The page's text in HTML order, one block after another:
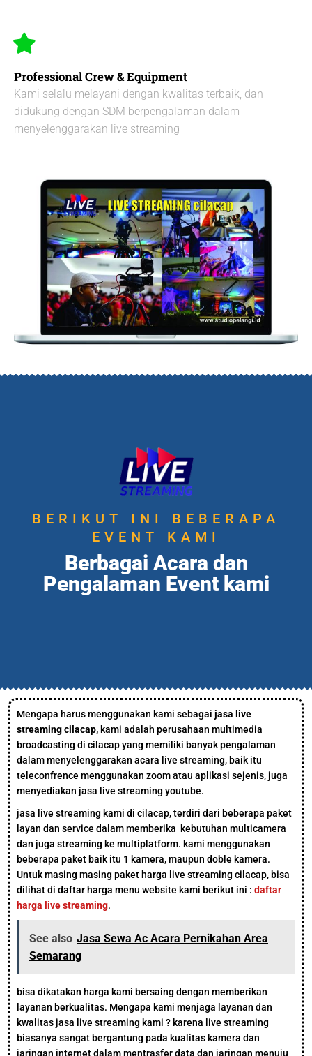
Professional Crew & Equipment
Kami selalu melayani dengan kwalitas terbaik, dan
didukung dengan SDM berpengalaman dalam
menyelenggarakan live streaming
BERIKUT INI BEBERAPA
EVENT KAMI
Berbagai Acara dan
Pengalaman Event kami
Mengapa harus menggunakan kami sebagai jasa live
streaming cilacap, kami adalah perusahaan multimedia
broadcasting di cilacap yang memiliki banyak pengalaman
dalam menyelenggarakan acara live streaming, baik itu
teleconfrence menggunakan zoom atau aplikasi sejenis, juga
menyediakan jasa live streaming youtube.
jasa live streaming kami di cilacap, terdiri dari beberapa paket
layan dan service dalam memberika kebutuhan multicamera
dan juga streaming ke multiplatform. kami menggunakan
beberapa paket baik itu 1 kamera, maupun doble kamera.
Untuk masing masing paket harga live streaming cilacap, bisa
dilihat di daftar harga menu website kami berikut ini : daftar
harga live streaming.
See also Jasa Sewa Ac Acara Pernikahan Area
Semarang
bisa dikatakan harga kami bersaing dengan memberikan
layanan berkualitas. Mengapa kami menjaga layanan dan
kwalitas jasa live streaming kami ? karena live streaming
biasanya sangat bergantung pada kualitas kamera dan
jaringan internet dalam mentrasfer data dan jaringan menuju